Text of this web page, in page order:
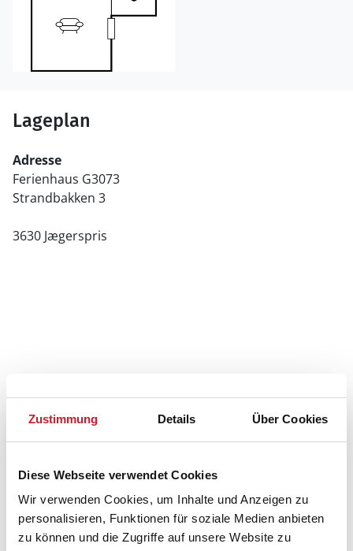
Zustimmung Details Über Cookies
Diese Webseite verwendet Cookies
Wir verwenden Cookies, um Inhalte und Anzeigen zu
personalisieren, Funktionen für soziale Medien anbieten
zu können und die Zugriffe auf unsere Website zu
Lageplan
Adresse
Ferienhaus G3073
Strandbakken 3
3630 Jægerspris